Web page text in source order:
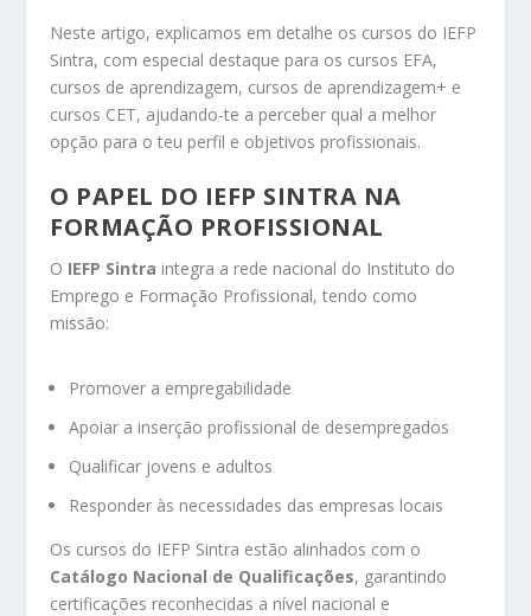
Neste artigo, explicamos em detalhe os cursos do IEFP
Sintra, com especial destaque para os cursos EFA,
cursos de aprendizagem, cursos de aprendizagem+ e
cursos CET, ajudando-te a perceber qual a melhor
opção para o teu perfil e objetivos profissionais.
O PAPEL DO IEFP SINTRA NA
FORMAÇÃO PROFISSIONAL
O IEFP Sintra integra a rede nacional do Instituto do
Emprego e Formação Profissional, tendo como
missão:
Promover a empregabilidade
Apoiar a inserção profissional de desempregados
Qualificar jovens e adultos
Responder às necessidades das empresas locais
Os cursos do IEFP Sintra estão alinhados com o
Catálogo Nacional de Qualificações, garantindo
certificações reconhecidas a nível nacional e